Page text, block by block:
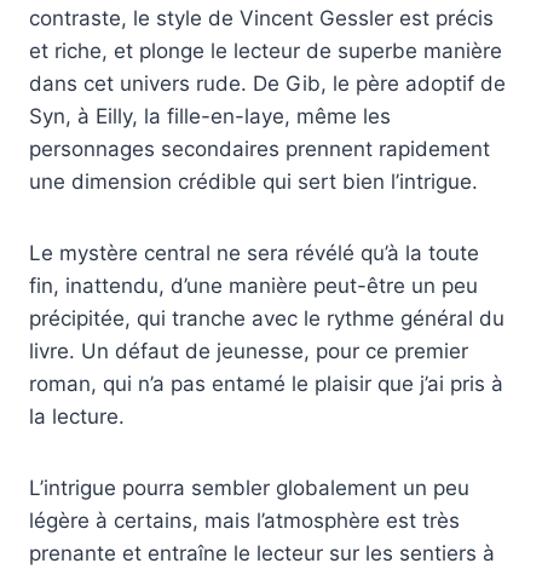
contraste, le style de Vincent Gessler est précis
et riche, et plonge le lecteur de superbe manière
dans cet univers rude. De Gib, le père adoptif de
Syn, à Eilly, la fille-en-laye, même les
personnages secondaires prennent rapidement
une dimension crédible qui sert bien l’intrigue.
Le mystère central ne sera révélé qu’à la toute
fin, inattendu, d’une manière peut-être un peu
précipitée, qui tranche avec le rythme général du
livre. Un défaut de jeunesse, pour ce premier
roman, qui n’a pas entamé le plaisir que j’ai pris à
la lecture.
L’intrigue pourra sembler globalement un peu
légère à certains, mais l’atmosphère est très
prenante et entraîne le lecteur sur les sentiers à